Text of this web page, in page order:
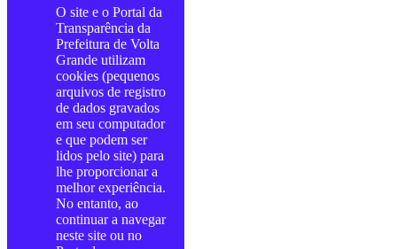
O site e o Portal da
Transparência da
Prefeitura de Volta
Grande utilizam
cookies (pequenos
arquivos de registro
de dados gravados
em seu computador
e que podem ser
lidos pelo site) para
lhe proporcionar a
melhor experiência.
No entanto, ao
continuar a navegar
neste site ou no